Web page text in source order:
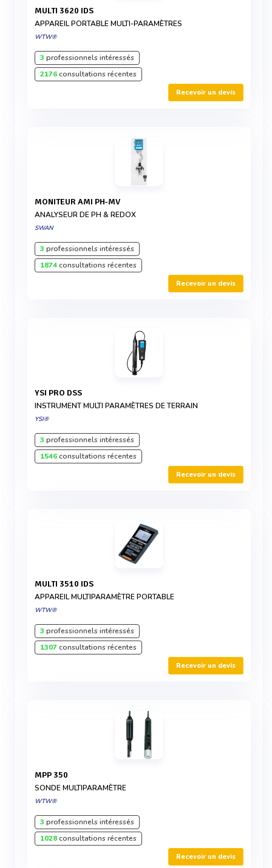
MULTI 3620 IDS
APPAREIL PORTABLE MULTI-PARAMÈTRES
WTW®
3 professionnels intéressés
2176consultations récentes
Recevoir un devis
MONITEUR AMI PH-MV
ANALYSEUR DE PH & REDOX
SWAN
3 professionnels intéressés
1874consultations récentes
Recevoir un devis
YSI PRO DSS
INSTRUMENT MULTI PARAMÈTRES DE TERRAIN
YSI®
3 professionnels intéressés
1546consultations récentes
Recevoir un devis
MULTI 3510 IDS
APPAREIL MULTIPARAMÈTRE PORTABLE
WTW®
3 professionnels intéressés
1307consultations récentes
Recevoir un devis
MPP 350
SONDE MULTIPARAMÈTRE
WTW®
3 professionnels intéressés
1028consultations récentes
Recevoir un devis